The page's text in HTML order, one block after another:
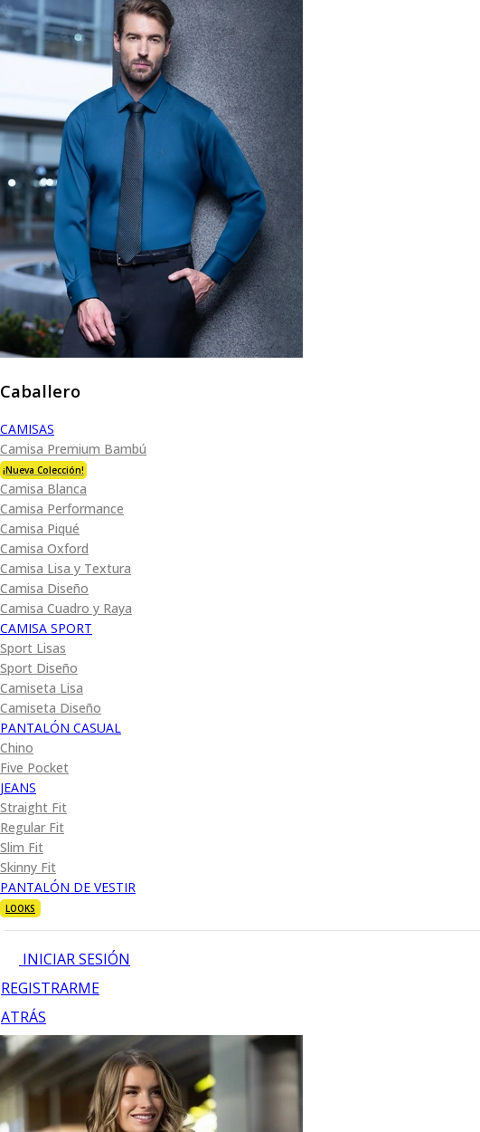
Caballero
CAMISAS
Camisa Premium Bambú
¡Nueva Colección!
Camisa Blanca
Camisa Performance
Camisa Piqué
Camisa Oxford
Camisa Lisa y Textura
Camisa Diseño
Camisa Cuadro y Raya
CAMISA SPORT
Sport Lisas
Sport Diseño
Camiseta Lisa
Camiseta Diseño
PANTALÓN CASUAL
Chino
Five Pocket
JEANS
Straight Fit
Regular Fit
Slim Fit
Skinny Fit
PANTALÓN DE VESTIR
LOOKS
INICIAR SESIÓN
REGISTRARME
ATRÁS